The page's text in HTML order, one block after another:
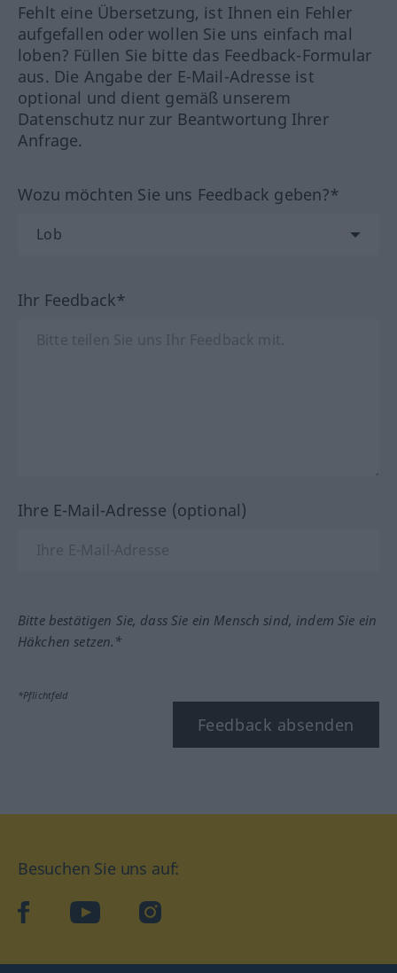
Fehlt eine Übersetzung, ist Ihnen ein Fehler
aufgefallen oder wollen Sie uns einfach mal
loben? Füllen Sie bitte das Feedback-Formular
aus. Die Angabe der E-Mail-Adresse ist
optional und dient gemäß unserem
Datenschutz nur zur Beantwortung Ihrer
Anfrage.
Wozu möchten Sie uns Feedback geben?*
Ihr Feedback*
Ihre E-Mail-Adresse (optional)
Bitte bestätigen Sie, dass Sie ein Mensch sind, indem Sie ein
Häkchen setzen.*
*Pflichtfeld
Feedback absenden
Besuchen Sie uns auf:
facebookYouTube Instagram